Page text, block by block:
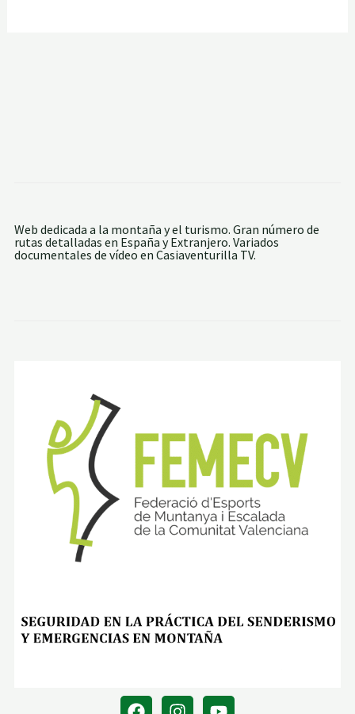
Web dedicada a la montaña y el turismo. Gran número de
rutas detalladas en España y Extranjero. Variados
documentales de vídeo en Casiaventurilla TV.